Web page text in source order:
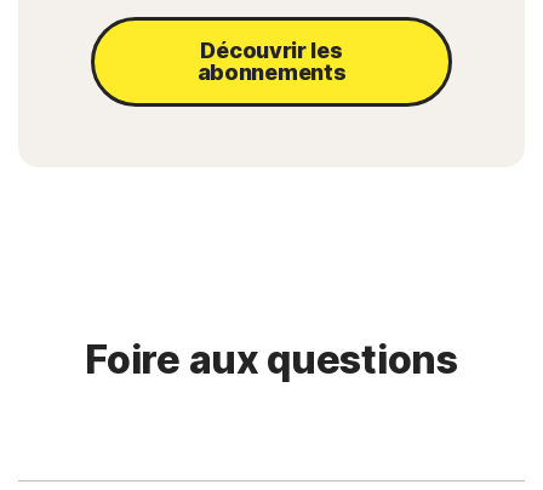
Découvrir les
abonnements
Foire aux questions